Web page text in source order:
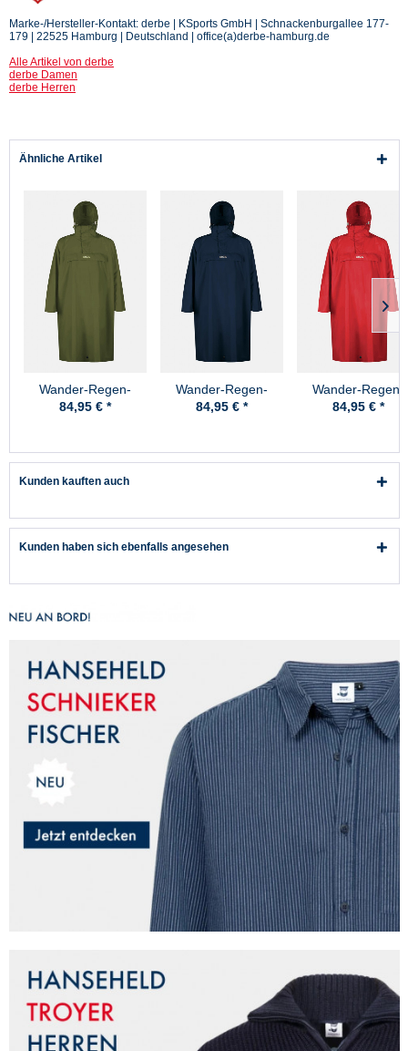
Marke-/Hersteller-Kontakt: derbe | KSports GmbH | Schnackenburgallee 177-
179 | 22525 Hamburg | Deutschland | office(a)derbe-hamburg.de
Alle Artikel von derbe
derbe Damen
derbe Herren
Ähnliche Artikel
Wander-Regen-
Poncho High Peak
84,95 € *
Wander-Regen-
Poncho High Peak
84,95 € *
Wander-Regen-
Poncho High
84,95 € *
Kunden kauften auch
Kunden haben sich ebenfalls angesehen